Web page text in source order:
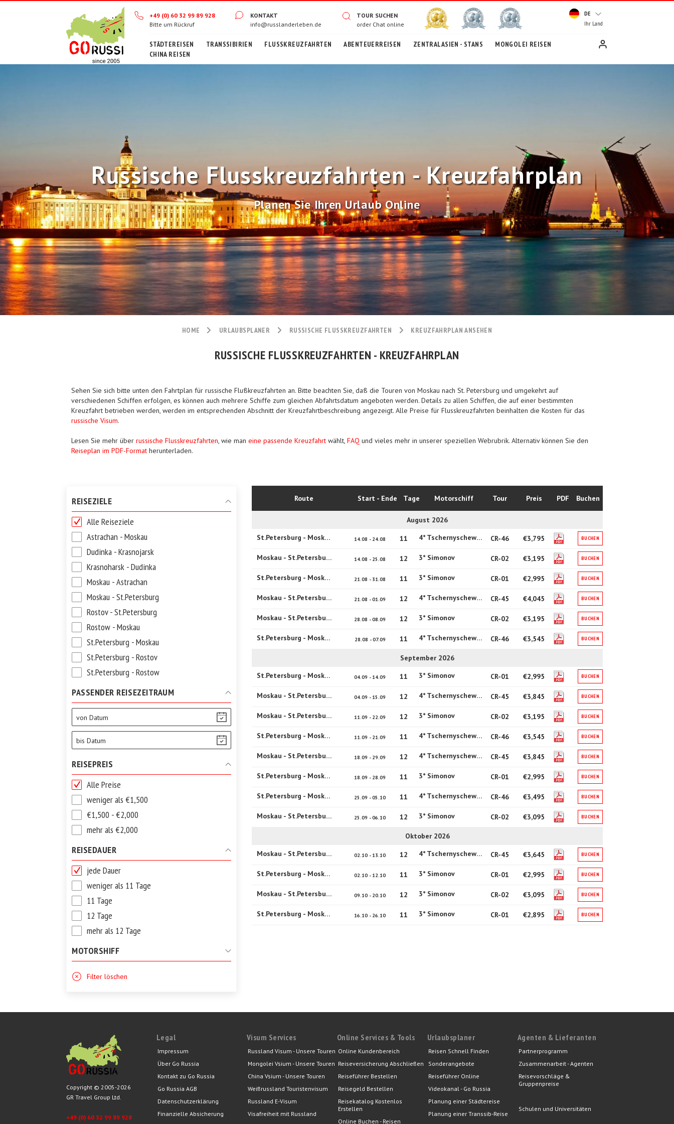
+49 (0) 60 32 99 89 928
Bitte um Rückruf
KONTAKT
info@russlanderleben.de
TOUR SUCHEN
order Chat online
DE
Ihr Land
STÄDTEREISEN TRANSSIBIRIEN FLUSSKREUZFAHRTEN ABENTEUERREISEN ZENTRALASIEN - STANS
MONGOLEI REISEN
CHINA REISEN
Russische Flusskreuzfahrten - Kreuzfahrplan
Planen Sie Ihren Urlaub Online
HOME URLAUBSPLANER RUSSISCHE FLUSSKREUZFAHRTEN KREUZFAHRPLAN ANSEHEN
RUSSISCHE FLUSSKREUZFAHRTEN - KREUZFAHRPLAN
Sehen Sie sich bitte unten den Fahrtplan für russische Flußkreuzfahrten an. Bitte beachten Sie, daß die Touren von Moskau nach St. Petersburg und umgekehrt auf
verschiedenen Schiffen erfolgen, es können auch mehrere Schiffe zum gleichen Abfahrtsdatum angeboten werden. Details zu allen Schiffen, die auf einer bestimmten
Kreuzfahrt betrieben werden, werden im entsprechenden Abschnitt der Kreuzfahrtbeschreibung angezeigt. Alle Preise für Flusskreuzfahrten beinhalten die Kosten für das
russische Visum.
Lesen Sie mehr über russische Flusskreuzfahrten, wie man eine passende Kreuzfahrt wählt, FAQ und vieles mehr in unserer speziellen Webrubrik. Alternativ können Sie den
Reiseplan im PDF-Format herunterladen.
REISEZIELE
Alle Reiseziele
Astrachan - Moskau
Dudinka - Krasnojarsk
Krasnoharsk - Dudinka
Moskau - Astrachan
Moskau - St.Petersburg
Rostov - St.Petersburg
Rostow - Moskau
St.Petersburg - Moskau
St.Petersburg - Rostov
St.Petersburg - Rostow
PASSENDER REISEZEITRAUM
von Datum
bis Datum
REISEPREIS
Alle Preise
weniger als €1,500
€1,500 - €2,000
mehr als €2,000
REISEDAUER
jede Dauer
weniger als 11 Tage
11 Tage
12 Tage
mehr als 12 Tage
MOTORSHIFF
Filter löschen
Route Start - Ende Tage Motorschiff Tour Preis PDF Buchen
August 2026
St.Petersburg - Moskau
14.08 - 24.08 11 4* Tschernyschewski CR-46 €3,795 BUCHEN
Moskau - St.Petersburg 14.08 - 25.08 12 3* Simonov CR-02 €3,195 BUCHEN
St.Petersburg - Moskau 21.08 - 31.08 11 3* Simonov CR-01 €2,995 BUCHEN
Moskau - St.Petersburg 21.08 - 01.09 12 4* Tschernyschewski CR-45 €4,045 BUCHEN
Moskau - St.Petersburg 28.08 - 08.09 12 3* Simonov CR-02 €3,195 BUCHEN
St.Petersburg - Moskau 28.08 - 07.09 11 4* Tschernyschewski CR-46 €3,545 BUCHEN
September 2026
St.Petersburg - Moskau
04.09 - 14.09 11 3* Simonov CR-01 €2,995 BUCHEN
Moskau - St.Petersburg 04.09 - 15.09 12 4* Tschernyschewski CR-45 €3,845 BUCHEN
Moskau - St.Petersburg 11.09 - 22.09 12 3* Simonov CR-02 €3,195 BUCHEN
St.Petersburg - Moskau 11.09 - 21.09 11 4* Tschernyschewski CR-46 €3,545 BUCHEN
Moskau - St.Petersburg 18.09 - 29.09 12 4* Tschernyschewski CR-45 €3,845 BUCHEN
St.Petersburg - Moskau 18.09 - 28.09 11 3* Simonov CR-01 €2,995 BUCHEN
St.Petersburg - Moskau 25.09 - 05.10 11 4* Tschernyschewski CR-46 €3,495 BUCHEN
Moskau - St.Petersburg 25.09 - 06.10 12 3* Simonov CR-02 €3,095 BUCHEN
Oktober 2026
Moskau - St.Petersburg
02.10 - 13.10 12 4* Tschernyschewski CR-45 €3,645 BUCHEN
St.Petersburg - Moskau 02.10 - 12.10 11 3* Simonov CR-01 €2,995 BUCHEN
Moskau - St.Petersburg 09.10 - 20.10 12 3* Simonov CR-02 €3,095 BUCHEN
St.Petersburg - Moskau 16.10 - 26.10 11 3* Simonov CR-01 €2,895 BUCHEN
Copyright © 2005-2026
GR Travel Group Ltd.
+49 (0) 60 32 99 89 928
Legal
Impressum
Über Go Russia
Kontakt zu Go Russia
Go Russia AGB
Datenschutzerklärung
Finanzielle Absicherung
Visum Services
Russland Visum - Unsere Touren
Mongolei Vsium - Unsere Touren
China Vsium - Unsere Touren
Weißrussland Touristenvisum
Russland E-Visum
Visafreiheit mit Russland
Online Services & Tools
Online Kundenbereich
Reiseversicherung Abschließen
Reiseführer Bestellen
Reisegeld Bestellen
Reisekatalog Kostenlos
Erstellen
Online Buchen - Reisen
Urlaubsplaner
Reisen Schnell Finden
Sonderangebote
Reiseführer Online
Videokanal - Go Russia
Planung einer Städtereise
Planung einer Transsib-Reise
Agenten & Lieferanten
Partnerprogramm
Zusammenarbeit - Agenten
Reisevorschläge &
Gruppenpreise
Schulen und Universitäten